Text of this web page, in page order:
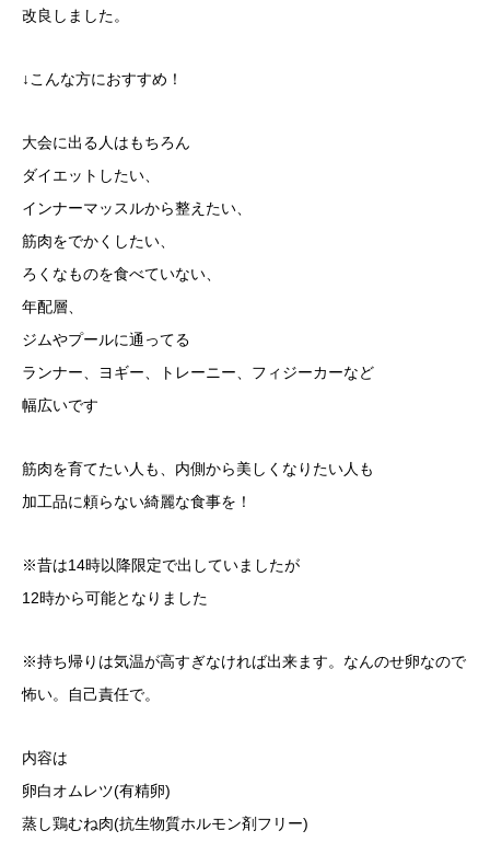
改良しました。
↓こんな方におすすめ！
大会に出る人はもちろん
ダイエットしたい、
インナーマッスルから整えたい、
筋肉をでかくしたい、
ろくなものを食べていない、
年配層、
ジムやプールに通ってる
ランナー、ヨギー、トレーニー、フィジーカーなど
幅広いです
筋肉を育てたい人も、内側から美しくなりたい人も
加工品に頼らない綺麗な食事を！
※昔は14時以降限定で出していましたが
12時から可能となりました
※持ち帰りは気温が高すぎなければ出来ます。なんのせ卵なので
怖い。自己責任で。
内容は
卵白オムレツ(有精卵)
蒸し鶏むね肉(抗生物質ホルモン剤フリー)